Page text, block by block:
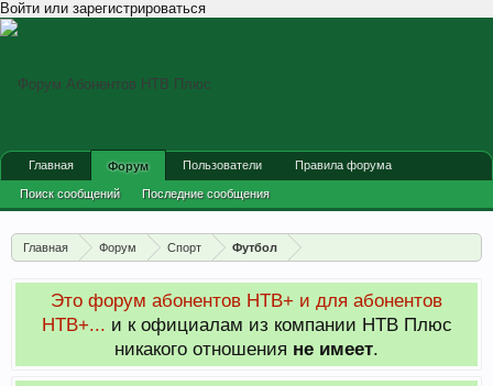
Войти или зарегистрироваться
Главная Форум Спорт Футбол
Это форум абонентов НТВ+ и для абонентов
НТВ+... и к официалам из компании НТВ Плюс
никакого отношения не имеет.
Главная Форум
Поиск сообщений Последние сообщения
Пользователи Правила форума